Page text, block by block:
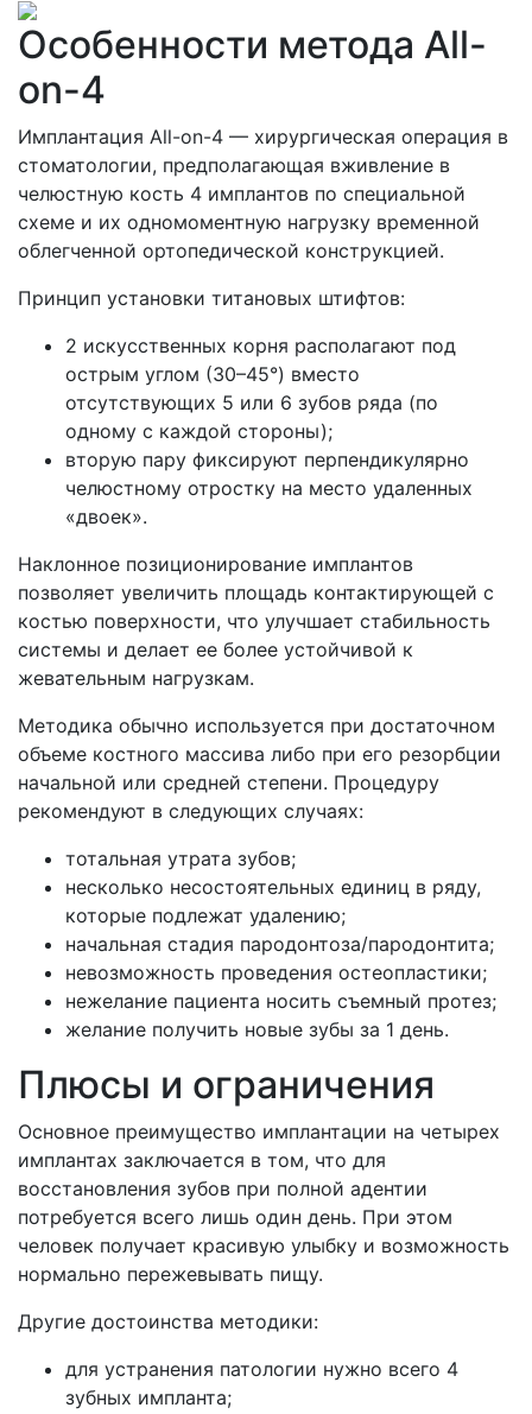
Особенности метода All-
on-4
Имплантация All-on-4 — хирургическая операция в
стоматологии, предполагающая вживление в
челюстную кость 4 имплантов по специальной
схеме и их одномоментную нагрузку временной
облегченной ортопедической конструкцией.
Принцип установки титановых штифтов:
2 искусственных корня располагают под
острым углом (30–45°) вместо
отсутствующих 5 или 6 зубов ряда (по
одному с каждой стороны);
вторую пару фиксируют перпендикулярно
челюстному отростку на место удаленных
«двоек».
Наклонное позиционирование имплантов
позволяет увеличить площадь контактирующей с
костью поверхности, что улучшает стабильность
системы и делает ее более устойчивой к
жевательным нагрузкам.
Методика обычно используется при достаточном
объеме костного массива либо при его резорбции
начальной или средней степени. Процедуру
рекомендуют в следующих случаях:
тотальная утрата зубов;
несколько несостоятельных единиц в ряду,
которые подлежат удалению;
начальная стадия пародонтоза/пародонтита;
невозможность проведения остеопластики;
нежелание пациента носить съемный протез;
желание получить новые зубы за 1 день.
Плюсы и ограничения
Основное преимущество имплантации на четырех
имплантах заключается в том, что для
восстановления зубов при полной адентии
потребуется всего лишь один день. При этом
человек получает красивую улыбку и возможность
нормально пережевывать пищу.
Другие достоинства методики:
для устранения патологии нужно всего 4
зубных импланта;